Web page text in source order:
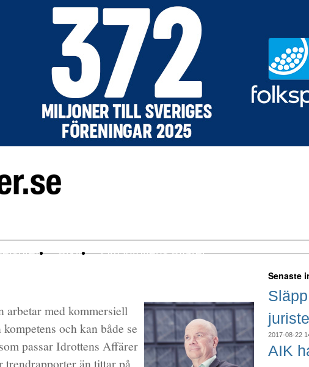
Arkiv Om Idrottens Affärer
arbetar med kommersiell
och kan både se
passar Idrottens Affärer
än tittar på
Senaste
2017-08-22
AIK